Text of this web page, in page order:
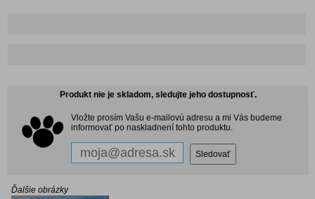
Produkt nie je skladom, sledujte jeho dostupnosť.
Vložte prosím Vašu e-mailovú adresu a mi Vás budeme
informovať po naskladnení tohto produktu.
Ďalšie obrázky